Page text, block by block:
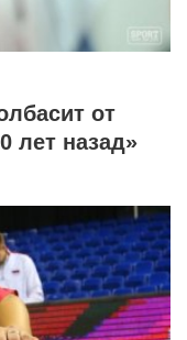
от
лет назад»